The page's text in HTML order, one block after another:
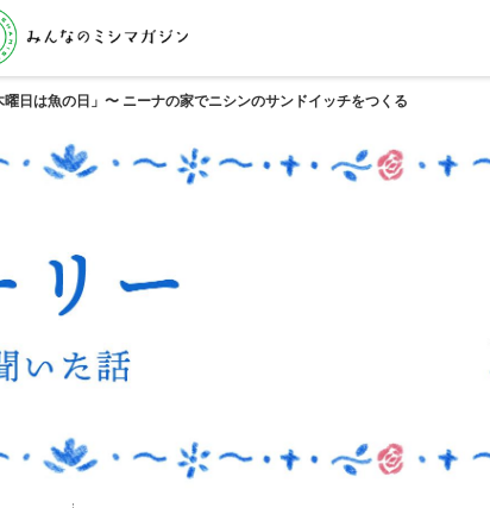
日は魚の日」〜 ニーナの家でニシンのサンドイッチをつくる